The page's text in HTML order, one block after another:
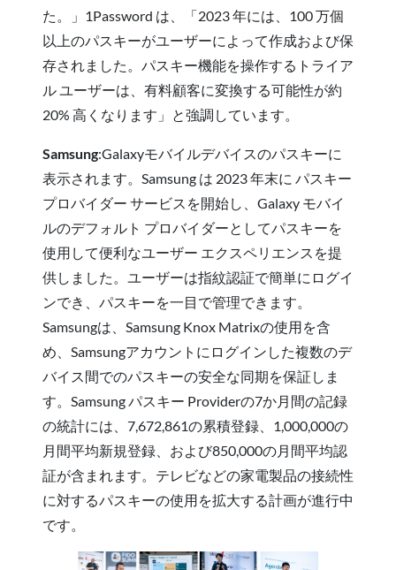
た。」1Password は、「2023 年には、100 万個
以上のパスキーがユーザーによって作成および保
存されました。パスキー機能を操作するトライア
ル ユーザーは、有料顧客に変換する可能性が約
20% 高くなります」と強調しています。
Samsung:Galaxyモバイルデバイスのパスキーに
表示されます。Samsung は 2023 年末に パスキー
プロバイダー サービスを開始し、Galaxy モバイ
ルのデフォルト プロバイダーとしてパスキーを
使用して便利なユーザー エクスペリエンスを提
供しました。ユーザーは指紋認証で簡単にログイ
ンでき、パスキーを一目で管理できます。
Samsungは、Samsung Knox Matrixの使用を含
め、Samsungアカウントにログインした複数のデ
バイス間でのパスキーの安全な同期を保証しま
す。Samsung パスキー Providerの7か月間の記録
の統計には、7,672,861の累積登録、1,000,000の
月間平均新規登録、および850,000の月間平均認
証が含まれます。テレビなどの家電製品の接続性
に対するパスキーの使用を拡大する計画が進行中
です。